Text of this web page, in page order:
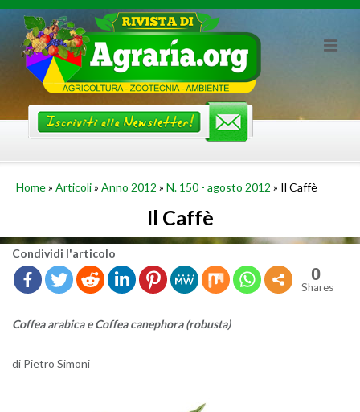
Skip
content
Home» Articoli» Anno 2012 » N. 150 - agosto 2012 » Il Caffè
Il Caffè
Con­di­vi­di l'ar­ti­co­lo
0
Shares
Cof­fea ara­bi­ca e Cof­fea ca­ne­pho­ra (ro­bu­sta)
di Pie­tro Si­mo­ni